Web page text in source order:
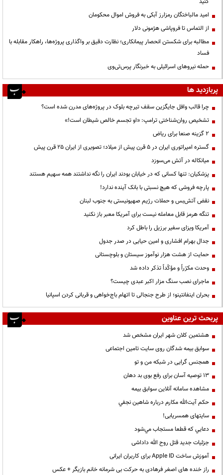
امید مالباختگان رمزارز آبکی به فروش اموال محکومان
از التماس تا فروپاشی هژمونی دلار
مطالبه برای شکستن انحصار پیمانکاری؛ نظارت دقیق بر واگذاری پروژه‌ها، راهکار مقابله با
فساد
حمله نیروهای اسرائیلی به خبرنگار پرس‌تی‌وی
پربازدید ها
چرا قالب وافل جایگزین سقف تیرچه بلوک در پروژه‌های مدرن شده است؟
تشخیص روان‌شناختی ترامپ: «او تجسم خالص شیطان است!»
۲ گزینه صنعا برای ریاض
گستره امپراتوری ایران در ۵ قرن پیش از میلاد؛ تصویری از ایران ۲۵ قرن پیش
میانکاله در آتش می‌سوزد
پزشکیان: تنها کسانی که در خیابان بودند ایران را نگه نداشتند همه سهیم هستند
پارچه فروشی که هیچ نسبتی با بانک آینده ندارد!
نقض آتش‌بس و حملات رژیم صهیونیستی به جنوب لبنان
تنگه هرمز قابل معامله نیست برای آمریکا معبر باز نکنید
آمریکا ویزای سفیر برزیل را باطل کرد
جدال بهرام افشاری و امین حیایی در صدر جدول
حمایت از هشت هزار نوآموز سیستان و بلوچستانی
وحدت مکرّراً و مؤکّداً تذکر داده شد
ماجرای نصب سنگ مزار اکبر عبدی چیست؟
بحران اینفانتینو؛ از طرح جنجالی تا اتهام باج‌خواهی و قربانی کردن اسپانیا
پربحث ترین عناوین
هشتمین کلان شهر ایران مشخص شد
سوابق بیمه شدگان روی سایت تامین اجتماعی
همجنس گرایی در شبکه من و تو
13 توصیه آسان برای رفع بوی بد دهان
مشاهده سامانه آنلاين سوابق بیمه
حكم آيت‌الله مكارم درباره شاهين نجفي
سایتهای همسریابی!
دعايي كه قطعا مستجاب مي‌شود
جزئیات جدید قتل روح الله داداشی
آموزش ساخت Apple ID برای کاربران ایرانی
راز خنده های اصغر فرهادی به حرکت بی شرمانه خانم بازیگر + عکس